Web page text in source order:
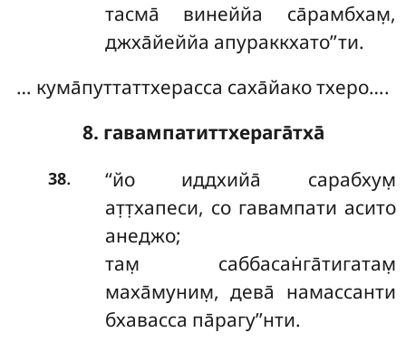
тасма̄ винеййа са̄рамбхам̣,
джха̄йеййа апураккхато’’ти.
… кума̄путтаттхерасса саха̄йако тхеро….
8. гавампатиттхерага̄тха̄
38. ‘‘йо иддхийа̄ сарабхум̣
ат̣т̣хапеси, со гавампати асито
анеджо;
там̣ саббасан̇га̄тигатам̣
маха̄муним̣, дева̄ намассанти
бхавасса па̄рагу’’нти.